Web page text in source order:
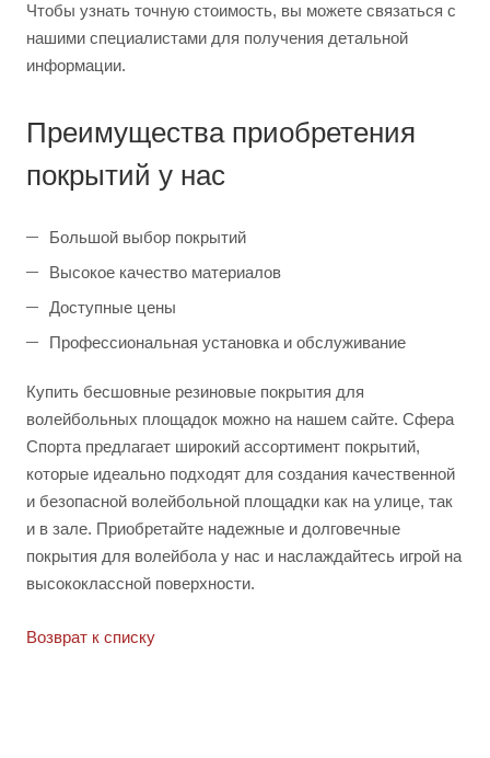
Чтобы узнать точную стоимость, вы можете связаться с
нашими специалистами для получения детальной
информации.
Преимущества приобретения
покрытий у нас
Большой выбор покрытий
Высокое качество материалов
Доступные цены
Профессиональная установка и обслуживание
Купить бесшовные резиновые покрытия для
волейбольных площадок можно на нашем сайте. Сфера
Спорта предлагает широкий ассортимент покрытий,
которые идеально подходят для создания качественной
и безопасной волейбольной площадки как на улице, так
и в зале. Приобретайте надежные и долговечные
покрытия для волейбола у нас и наслаждайтесь игрой на
высококлассной поверхности.
Возврат к списку